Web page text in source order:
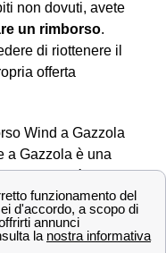
non dovuti, avete
un rimborso.
di riottenere il
offerta
Wind a Gazzola
a Gazzola è una
che può essere